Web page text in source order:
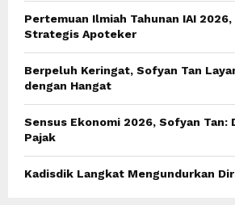
Pertemuan Ilmiah Tahunan IAI
Strategis Apoteker
Berpeluh Keringat, Sofyan Tan
dengan Hangat
Sensus Ekonomi 2026, Sofyan Tan:
Pajak
Kadisdik Langkat Mengundurkan